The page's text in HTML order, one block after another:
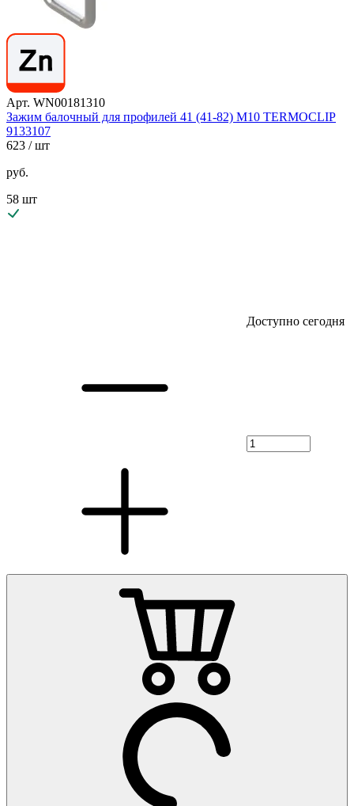
Арт. WN00181310
Зажим балочный для профилей 41 (41-82) М10 TERMOCLIP
9133107
623 / шт
руб.
58 шт
Доступно сегодня